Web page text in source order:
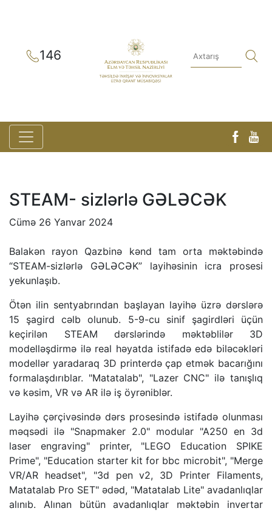
146
STEAM- sizlərlə GƏLƏCƏK
Cümə 26 Yanvar 2024
Balakən rayon Qazbinə kənd tam orta məktəbində
“STEAM-sizlərlə GƏLƏCƏK” layihəsinin icra prosesi
yekunlaşıb.
Ötən ilin sentyabrından başlayan layihə üzrə dərslərə
15 şagird cəlb olunub. 5-9-cu sinif şagirdləri üçün
keçirilən STEAM dərslərində məktəblilər 3D
modelləşdirmə ilə real həyatda istifadə edə biləcəkləri
modellər yaradaraq 3D printerdə çap etmək bacarığını
formalaşdırıblar. "Matatalab", "Lazer CNC" ilə tanışlıq
və kəsim, VR və AR ilə iş öyrəniblər.
Layihə çərçivəsində dərs prosesində istifadə olunması
məqsədi ilə "Snapmaker 2.0" modular "A250 en 3d
laser engraving" printer, "LEGO Education SPIKE
Prime", "Education starter kit for bbc microbit", "Merge
VR/AR headset", "3d pen v2, 3D Printer Filaments,
Matatalab Pro SET" ədəd, "Matatalab Lite" avadanlıqlar
alınıb. Alınan bütün avadanlıqlar məktəbin invertar